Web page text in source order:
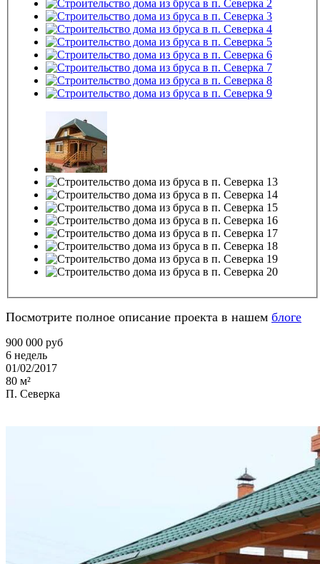
Посмотрите полное описание проекта в нашем блоге
900 000 руб
6 недель
01/02/2017
80 м²
П. Северка